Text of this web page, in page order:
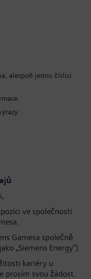
alespoň jednu číslici
ve společnosti
Gamesa společně
„Siemens Energy“).
kariéry u
prosím svou žádost.